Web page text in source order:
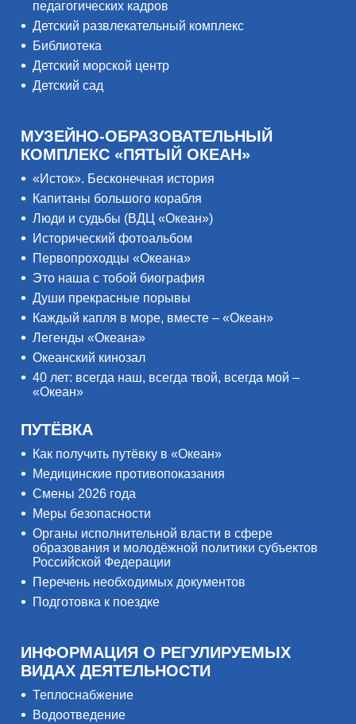
педагогических кадров
Детский развлекательный комплекс
Библиотека
Детский морской центр
Детский сад
МУЗЕЙНО-ОБРАЗОВАТЕЛЬНЫЙ
КОМПЛЕКС «ПЯТЫЙ ОКЕАН»
«Исток». Бесконечная история
Капитаны большого корабля
Люди и судьбы (ВДЦ «Океан»)
Исторический фотоальбом
Первопроходцы «Океана»
Это наша с тобой биография
Души прекрасные порывы
Каждый капля в море, вместе – «Океан»
Легенды «Океана»
Океанский кинозал
40 лет: всегда наш, всегда твой, всегда мой –
«Океан»
ПУТЁВКА
Как получить путёвку в «Океан»
Медицинские противопоказания
Смены 2026 года
Меры безопасности
Органы исполнительной власти в сфере
образования и молодёжной политики субъектов
Российской Федерации
Перечень необходимых документов
Подготовка к поездке
ИНФОРМАЦИЯ О РЕГУЛИРУЕМЫХ
ВИДАХ ДЕЯТЕЛЬНОСТИ
Теплоснабжение
Водоотведение